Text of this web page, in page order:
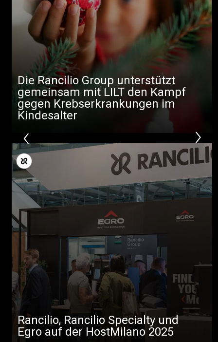
Die Rancilio Group unterstützt
gemeinsam mit LILT den Kampf
gegen Krebserkrankungen im
Kindesalter
Rancilio, Rancilio Specialty und
Egro auf der HostMilano 2025
Produkte
Nachrichten
Herunterladen
Mehr